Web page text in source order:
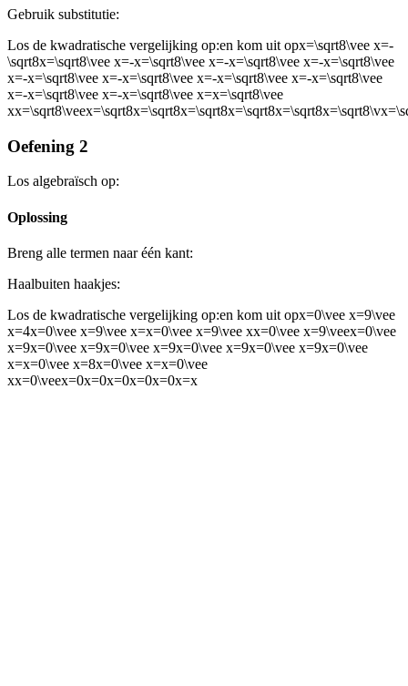
Gebruik substitutie:
Los de kwadratische vergelijking op:en kom uit opx=\sqrt8\vee x=-
\sqrt8x=\sqrt8\vee x=-x=\sqrt8\vee x=-x=\sqrt8\vee x=-x=\sqrt8\vee
x=-x=\sqrt8\vee x=-x=\sqrt8\vee x=-x=\sqrt8\vee x=-x=\sqrt8\vee
x=-x=\sqrt8\vee x=-x=\sqrt8\vee x=x=\sqrt8\vee
Oefening 2
Los algebraïsch op:
Oplossing
Breng alle termen naar één kant:
Haalbuiten haakjes:
Los de kwadratische vergelijking op:en kom uit opx=0\vee x=9\vee
x=4x=0\vee x=9\vee x=x=0\vee x=9\vee xx=0\vee x=9\veex=0\vee
x=9x=0\vee x=9x=0\vee x=9x=0\vee x=9x=0\vee x=9x=0\vee
x=x=0\vee x=8x=0\vee x=x=0\vee
xx=0\veex=0x=0x=0x=0x=0x=x